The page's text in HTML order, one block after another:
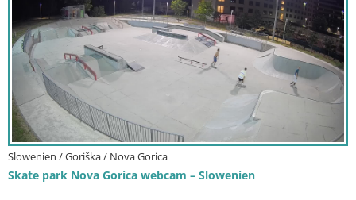
Slowenien / Goriška / Nova Gorica
Skate park Nova Gorica webcam – Slowenien